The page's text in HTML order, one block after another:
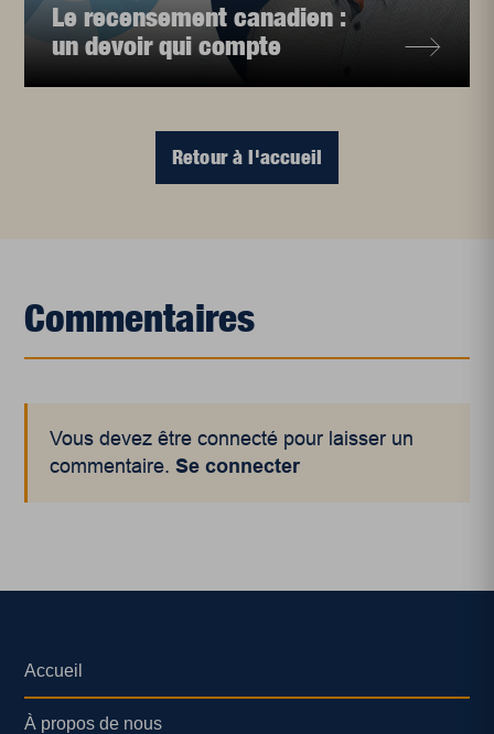
Le recensement canadien :
un devoir qui compte
Retour à l'accueil
Commentaires
Vous devez être connecté pour laisser un
commentaire.Se connecter
Accueil
À propos de nous